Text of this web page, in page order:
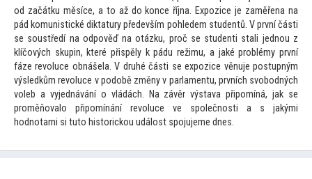
od začátku měsíce, a to až do konce října. Expozice je zaměřena na
pád komunistické diktatury především pohledem studentů. V první části
se soustředí na odpověď na otázku, proč se studenti stali jednou z
klíčových skupin, které přispěly k pádu režimu, a jaké problémy první
fáze revoluce obnášela. V druhé části se expozice věnuje postupným
výsledkům revoluce v podobě změny v parlamentu, prvních svobodných
voleb a vyjednávání o vládách. Na závěr výstava připomíná, jak se
proměňovalo připomínání revoluce ve společnosti a s jakými
hodnotami si tuto historickou událost spojujeme dnes.